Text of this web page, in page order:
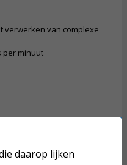
verwerken van complexe
per minuut
bevat gaat in overleg
worden.
daarop lijken